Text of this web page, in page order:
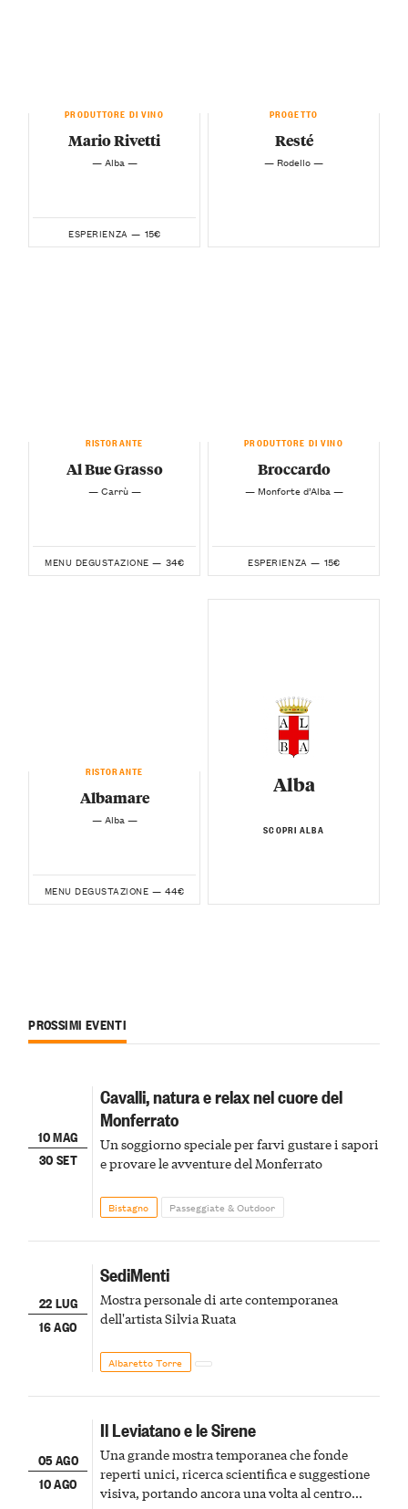
PRODUTTORE DI VINO
Mario Rivetti
— Alba —
ESPERIENZA — 15€
PROGETTO
Resté
— Rodello —
RISTORANTE
Al Bue Grasso
— Carrù —
MENU DEGUSTAZIONE — 34€
PRODUTTORE DI VINO
Broccardo
— Monforte d’Alba —
ESPERIENZA — 15€
RISTORANTE
Albamare
— Alba —
MENU DEGUSTAZIONE — 44€
Alba
SCOPRI ALBA
PROSSIMI EVENTI
10 MAG
30 SET
Cavalli, natura e relax nel cuore del
Monferrato
Un soggiorno speciale per farvi gustare i sapori
e provare le avventure del Monferrato
Bistagno Passeggiate & Outdoor
22 LUG
16 AGO
SediMenti
Mostra personale di arte contemporanea
dell'artista Silvia Ruata
Albaretto Torre
05 AGO
10 AGO
Il Leviatano e le Sirene
Una grande mostra temporanea che fonde
reperti unici, ricerca scientifica e suggestione
visiva, portando ancora una volta al centro